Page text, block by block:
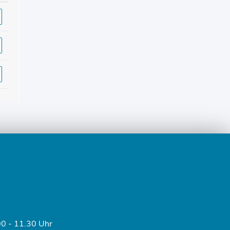
- 11.30 Uhr